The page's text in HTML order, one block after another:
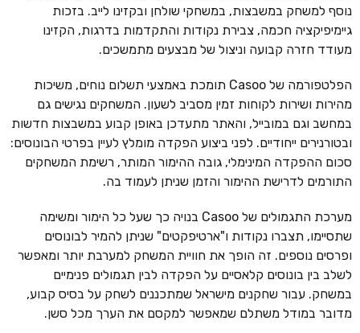
נוסף למשחק במשבצות, במשחקי שולחן ובקזינו לייב. בזכות
גיימיפיקציה חכמה, צבירת נקודות והתקדמות בדרגות, הקזינו
מעודד חזרה קבועה וניצול של מבצעים מתמשכים.
הפלטפורמה של Casoo תומכת באמצעי תשלום נוחים, משיכות
מהירות ושירות לקוחות זמין מסביב לשעון. המשחקים נגישים גם
במחשב וגם במובייל, והאתר מתעדכן באופן קבוע במשבצות חדשות
ובטורנירים ייחודיים. לפני ביצוע הפקדה מומלץ לעיין בפרטי הבונוסים:
סכום ההפקדה המינימלי, גובה ההימור המותר, רשימת המשחקים
התורמים לדרישת ההימור והזמן שניתן לעמוד בה.
מערכת התגמולים של Casoo בנויה כך שעל כל הימור ומשימה
שתסיימו, תצברו נקודות ו"ארטיפקטים" שניתן להמיר לבונוסים
ופרסים נוספים. זה הופך את חוויית המשחק למערבת יותר ומאפשר
לשלב בין בונוסים קלאסיים על הפקדה לבין תגמולים פנימיים
במשחק. עבור שחקנים מישראל שמתכננים לשחק על בסיס קבוע,
מדובר במודל משתלם שמאפשר למקסם את הערך מכל סשן.